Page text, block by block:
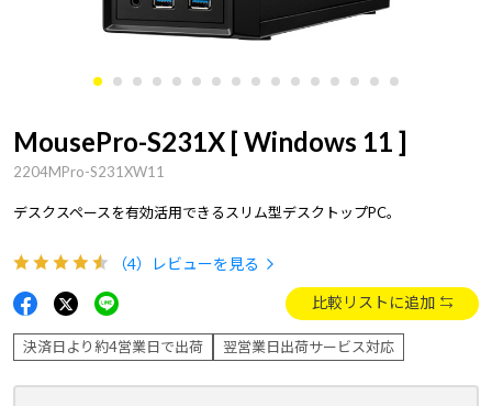
MousePro-S231X [ Windows 11 ]
2204MPro-S231XW11
デスクスペースを有効活用できるスリム型デスクトップPC。
（4） レビューを見る
比較リストに追加
決済日より約4営業日で出荷 翌営業日出荷サービス対応